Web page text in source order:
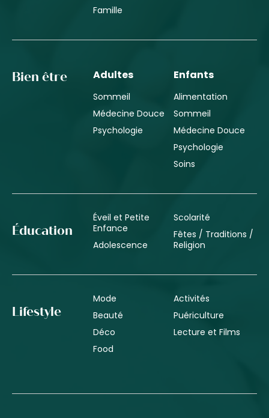
Famille
Bien être Adultes
Sommeil
Médecine Douce
Psychologie
Enfants
Alimentation
Sommeil
Médecine Douce
Psychologie
Soins
Éducation
Éveil et Petite
Enfance
Adolescence
Scolarité
Fêtes / Traditions /
Religion
Lifestyle
Mode
Beauté
Déco
Food
Activités
Puériculture
Lecture et Films